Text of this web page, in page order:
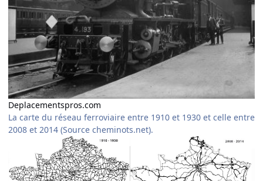
Deplacementspros.com
La carte du réseau ferroviaire entre 1910 et 1930 et celle entre
2008 et 2014 (Source cheminots.net).